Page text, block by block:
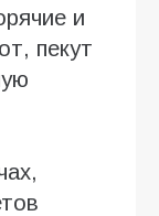
и
пекут